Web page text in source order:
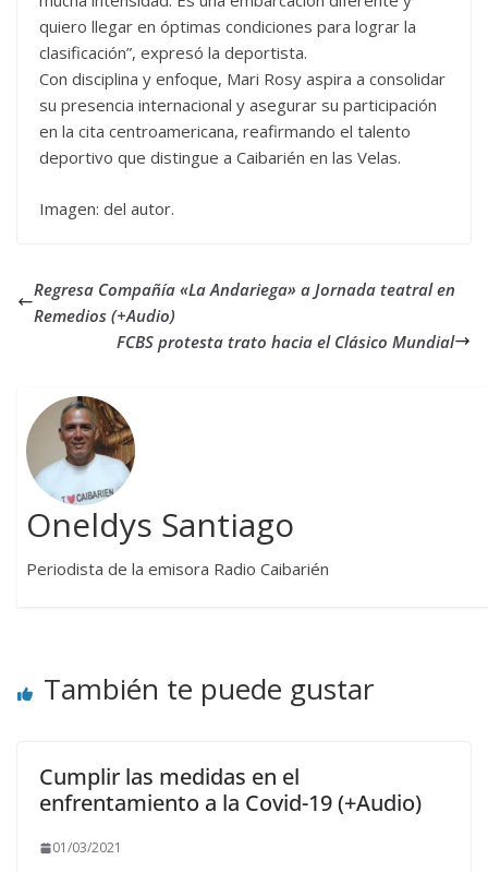
quiero llegar en óptimas condiciones para lograr la
clasificación”, expresó la deportista.
Con disciplina y enfoque, Mari Rosy aspira a consolidar
su presencia internacional y asegurar su participación
en la cita centroamericana, reafirmando el talento
deportivo que distingue a Caibarién en las Velas.
Imagen: del autor.
Regresa Compañía «La Andariega» a Jornada teatral en
Remedios (+Audio)
FCBS protesta trato hacia el Clásico Mundial
Oneldys Santiago
Periodista de la emisora Radio Caibarién
También te puede gustar
Cumplir las medidas en el
enfrentamiento a la Covid-19 (+Audio)
01/03/2021